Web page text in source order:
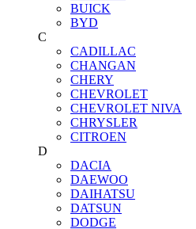
BUICK
BYD
C
CADILLAC
CHANGAN
CHERY
CHEVROLET
CHEVROLET NIVA
CHRYSLER
CITROEN
D
DACIA
DAEWOO
DAIHATSU
DATSUN
DODGE